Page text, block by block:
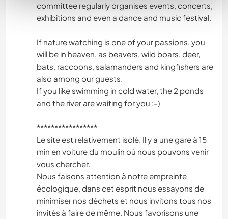
committee regularly organises events, concerts,
exhibitions and even a dance and music festival.
If nature watching is one of your passions, you
will be in heaven, as beavers, wild boars, deer,
bats, raccoons, salamanders and kingfishers are
also among our guests.
If you like swimming in cold water, the 2 ponds
and the river are waiting for you :-)
*****************
Le site est relativement isolé. Il y a une gare à 15
min en voiture du moulin où nous pouvons venir
vous chercher.
Nous faisons attention à notre empreinte
écologique, dans cet esprit nous essayons de
minimiser nos déchets et nous invitons tous nos
invités à faire de même. Nous favorisons une